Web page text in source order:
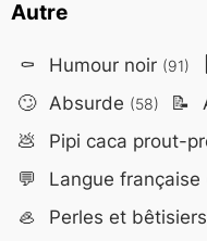
Autre
⚰️ Humour noir (91)
🙄 Absurde (58) 📝
💩 Pipi caca prout-
💬 Langue française
🦪 Perles et bêtisiers